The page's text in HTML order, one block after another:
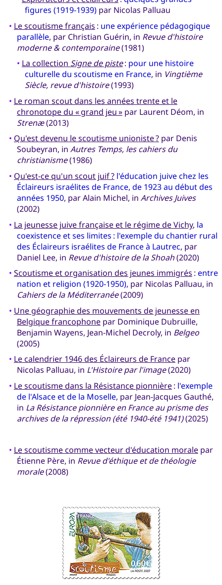
figures (1919-1939)par Nicolas Palluau
• Le scoutisme français : une expérience pédagogique
parallèle, par Christian Guérin, in Revue d'histoire
moderne & contemporaine(1981)
• La collection Signe de piste: pour une histoire
culturelle du scoutisme en France, in Vingtième
Siècle, revue d'histoire(1993)
• Le roman scout dans les années trente et le
chronotope du « grand jeu »par Laurent Déom, in
Strenæ(2013)
• Qu'est devenu le scoutisme unioniste ?par Denis
Soubeyran, in Autres Temps, les cahiers du
christianisme(1986)
• Qu'est-ce qu'un scout juif ? l'éducation juive chez les
Éclaireurs israélites de France, de 1923 au début des
années 1950, par Alain Michel, in Archives Juives
(2002)
• La jeunesse juive française et le régime de Vichy, la
coexistence et ses limites : l'exemple du chantier rural
des Éclaireurs israélites de France à Lautrec, par
Daniel Lee, in Revue d'histoire de la Shoah(2020)
• Scoutisme et organisation des jeunes immigrés : entre
nation et religion (1920-1950), par Nicolas Palluau, in
Cahiers de la Méditerranée(2009)
• Une géographie des mouvements de jeunesse en
Belgique francophonepar Dominique Dubruille,
Benjamin Wayens, Jean-Michel Decroly, in Belgeo
(2005)
• Le calendrier 1946 des Éclaireurs de Francepar
Nicolas Palluau, in L'Histoire par l'image(2020)
• Le scoutisme dans la Résistance pionnière: l'exemple
de l'Alsace et de la Moselle, par Jean-Jacques Gauthé,
in La Résistance pionnière en France au prisme des
archives de la répression (été 1940-été 1941)(2025)
• Le scoutisme comme vecteur d'éducation moralepar
Étienne Père, in Revue d'éthique et de théologie
morale(2008)